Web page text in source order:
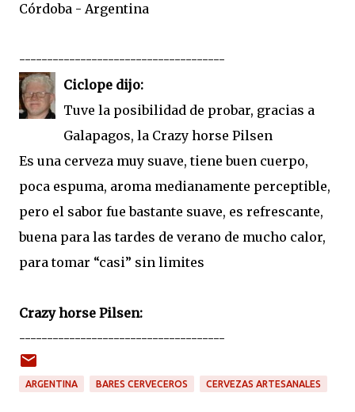
Córdoba - Argentina
-------------------------------------
Ciclope dijo:
Tuve la posibilidad de probar, gracias a
Galapagos, la Crazy horse Pilsen
Es una cerveza muy suave, tiene buen cuerpo,
poca espuma, aroma medianamente perceptible,
pero el sabor fue bastante suave, es refrescante,
buena para las tardes de verano de mucho calor,
para tomar “casi” sin limites
Crazy horse Pilsen:
-------------------------------------
ARGENTINA BARES CERVECEROS CERVEZAS ARTESANALES